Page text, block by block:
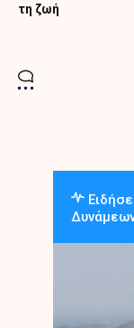
τη ζωή